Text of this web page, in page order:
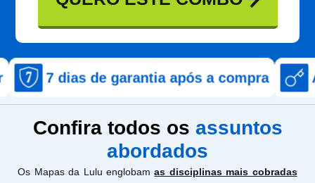
de garantia após a compra Acesso
Confira todos os assuntos
abordados
Os Mapas da Lulu englobamas disciplinas mais cobradas